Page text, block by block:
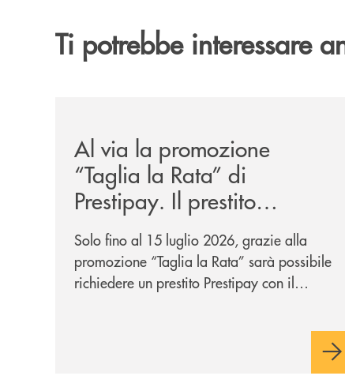
Ti potrebbe interessare
Al via la promozione
“Taglia la Rata” di
Prestipay. Il prestito
personale che si fa in due
per te!
Solo fino al 15 luglio 2026, grazie alla
promozione “Taglia la Rata” sarà possibile
richiedere un prestito Prestipay con il